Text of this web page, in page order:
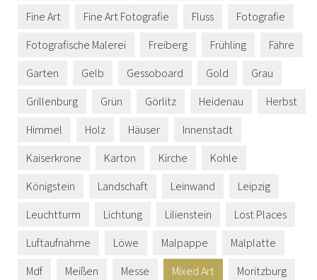
Fine Art
Fine Art Fotografie Fluss
Fotografie
Fotografische Malerei
Freiberg Frühling
Fähre
Garten
Gelb Gessoboard Gold
Grau
Grillenburg
Grün Görlitz Heidenau
Herbst
Himmel
Holz Häuser
Innenstadt
Kaiserkrone
Karton Kirche
Kohle
Königstein
Landschaft Leinwand
Leipzig
Leuchtturm
Lichtung Lilienstein
Lost Places
Luftaufnahme
Löwe Malpappe
Malplatte
Mdf
Meißen Messe Mixed Art
Moritzburg